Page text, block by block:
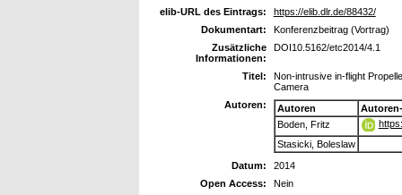
elib-URL des Eintrags:
https://elib.dlr.de/88432/
Dokumentart:
Konferenzbeitrag (Vortrag)
Zusätzliche
Informationen:
DOI10.5162/etc2014/4.1
Titel:
Non-intrusive in-flight
Camera
Autoren:
Autoren
Boden, Fritz
Stasicki, Boleslaw
Datum:
2014
Open Access:
Nein